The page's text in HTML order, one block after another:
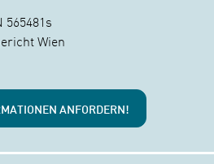
Wien
ANFORDERN!